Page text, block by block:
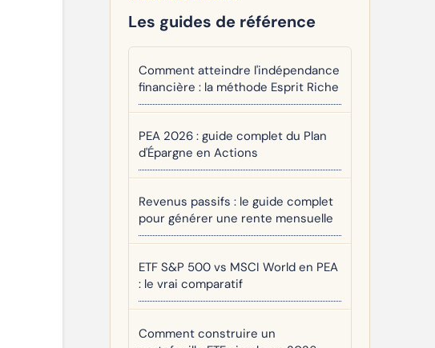
Les guides de référence
Comment atteindre l'indépendance
financière : la méthode Esprit Riche
PEA 2026 : guide complet du Plan
d'Épargne en Actions
Revenus passifs : le guide complet
pour générer une rente mensuelle
ETF S&P 500 vs MSCI World en PEA
: le vrai comparatif
Comment construire un